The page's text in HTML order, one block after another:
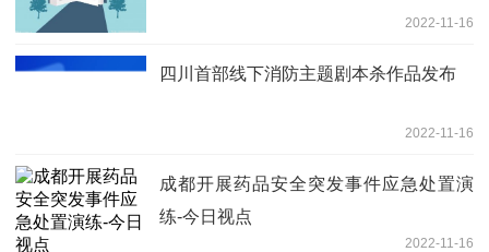
2022-11-16
四川首部线下消防主题剧本杀作品发布
2022-11-16
成都开展药品安全突发事件应急处置演
练-今日视点
2022-11-16